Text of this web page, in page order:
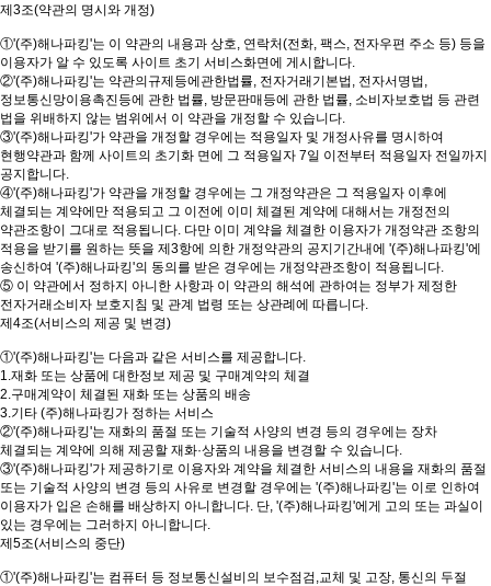
제3조(약관의 명시와 개정)
①'(주)해나파킹'는 이 약관의 내용과 상호, 연락처(전화, 팩스, 전자우편 주소 등) 등을
이용자가 알 수 있도록 사이트 초기 서비스화면에 게시합니다.
②'(주)해나파킹'는 약관의규제등에관한법률, 전자거래기본법, 전자서명법,
정보통신망이용촉진등에 관한 법률, 방문판매등에 관한 법률, 소비자보호법 등 관련
법을 위배하지 않는 범위에서 이 약관을 개정할 수 있습니다.
③'(주)해나파킹'가 약관을 개정할 경우에는 적용일자 및 개정사유를 명시하여
현행약관과 함께 사이트의 초기화 면에 그 적용일자 7일 이전부터 적용일자 전일까지
공지합니다.
④'(주)해나파킹'가 약관을 개정할 경우에는 그 개정약관은 그 적용일자 이후에
체결되는 계약에만 적용되고 그 이전에 이미 체결된 계약에 대해서는 개정전의
약관조항이 그대로 적용됩니다. 다만 이미 계약을 체결한 이용자가 개정약관 조항의
적용을 받기를 원하는 뜻을 제3항에 의한 개정약관의 공지기간내에 '(주)해나파킹'에
송신하여 '(주)해나파킹'의 동의를 받은 경우에는 개정약관조항이 적용됩니다.
⑤ 이 약관에서 정하지 아니한 사항과 이 약관의 해석에 관하여는 정부가 제정한
전자거래소비자 보호지침 및 관계 법령 또는 상관례에 따릅니다.
제4조(서비스의 제공 및 변경)
①'(주)해나파킹'는 다음과 같은 서비스를 제공합니다.
1.재화 또는 상품에 대한정보 제공 및 구매계약의 체결
2.구매계약이 체결된 재화 또는 상품의 배송
3.기타 (주)해나파킹가 정하는 서비스
②'(주)해나파킹'는 재화의 품절 또는 기술적 사양의 변경 등의 경우에는 장차
체결되는 계약에 의해 제공할 재화·상품의 내용을 변경할 수 있습니다.
③'(주)해나파킹'가 제공하기로 이용자와 계약을 체결한 서비스의 내용을 재화의 품절
또는 기술적 사양의 변경 등의 사유로 변경할 경우에는 '(주)해나파킹'는 이로 인하여
이용자가 입은 손해를 배상하지 아니합니다. 단, '(주)해나파킹'에게 고의 또는 과실이
있는 경우에는 그러하지 아니합니다.
제5조(서비스의 중단)
①'(주)해나파킹'는 컴퓨터 등 정보통신설비의 보수점검,교체 및 고장, 통신의 두절